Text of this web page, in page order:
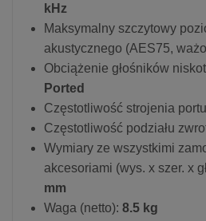
kHz
Maksymalny szczytowy
akustycznego (AES75,
Obciążenie głośników
Ported
Częstotliwość strojenia
Częstotliwość podziału
Wymiary ze wszystkimi
akcesoriami (wys. x szer. x
mm
Waga (netto): 8.5 kg